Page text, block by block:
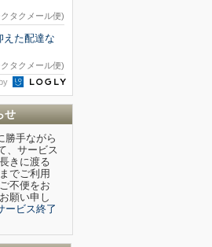
タクメール便)
えた配達な
タクメール便)
せ
勝手ながら
、サービス
きに渡る
でご利用
不便をお
願い申し
ービス終了